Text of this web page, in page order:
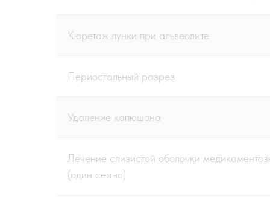
Кюретаж лунки при альвеолите
Периостальный разрез
Удаление капюшона
Лечение слизистой оболочки
(один сеанс)